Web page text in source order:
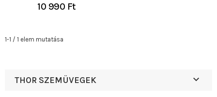
10 990 Ft
1-1 / 1 elem mutatása
THOR SZEMÜVEGEK 